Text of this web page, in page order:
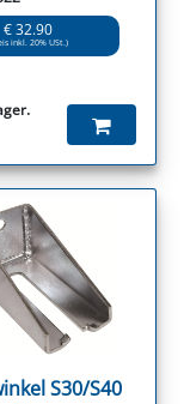
€ 32.90
inkl. 20% USt.)
S30/S40